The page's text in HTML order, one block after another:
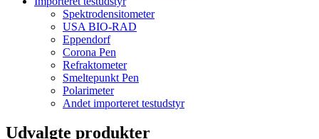
Spektrodensitometer
USA BIO-RAD
Eppendorf
Corona Pen
Refraktometer
Smeltepunkt Pen
Polarimeter
Andet importeret testudstyr
Udvalgte produkter